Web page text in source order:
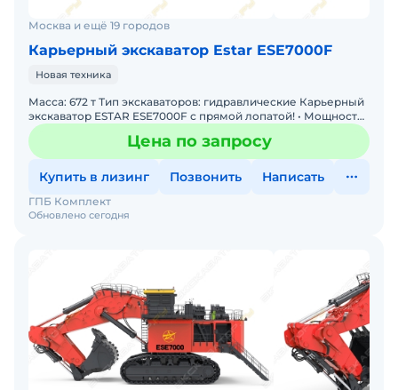
Москва и ещё 19 городов
Карьерный экскаватор Estar ESE7000F
Новая техника
Масса: 672 т Тип экскаваторов: гидравлические Карьерный
экскаватор ESTAR ESE7000F с прямой лопатой! • Мощность:
Двигатель 2 х 1 193 кВт • Производительность
Цена по запросу
Купить в лизинг Позвонить Написать
Обновлено сегодня
ГПБ Комплект